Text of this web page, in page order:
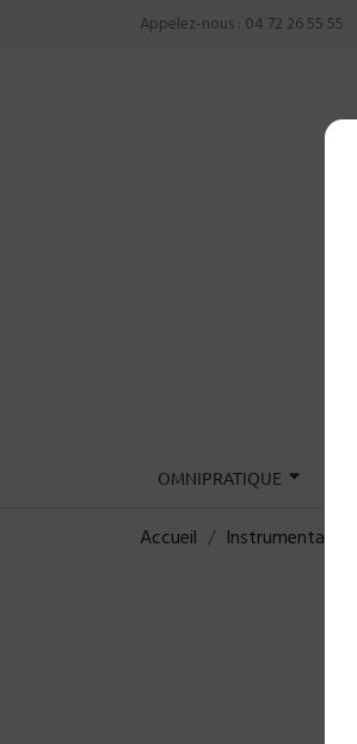
Appelez-nous : 04 72 26 55 55
OMNIPRATIQUE
Accueil Instrumentations